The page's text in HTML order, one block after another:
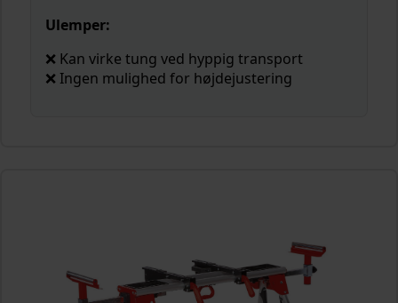
Ulemper:
❌ Kan virke tung ved hyppig transport
❌ Ingen mulighed for højdejustering